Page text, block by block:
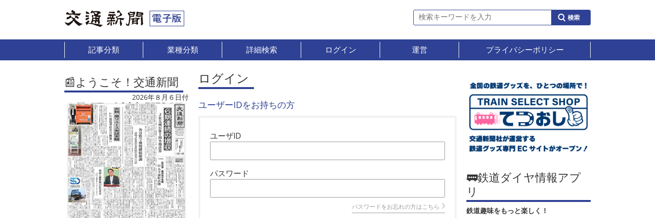
記事分類 業種分類 詳細検索 ログイン 運営 プライバシーポリシー
📰ようこそ！交通新聞
2026年８月６日付
ログイン
ユーザーIDをお持ちの方
ユーザID
パスワード
パスワードをお忘れの方はこちら
🚃鉄道ダイヤ情報アプ
リ
鉄道趣味をもっと楽しく！